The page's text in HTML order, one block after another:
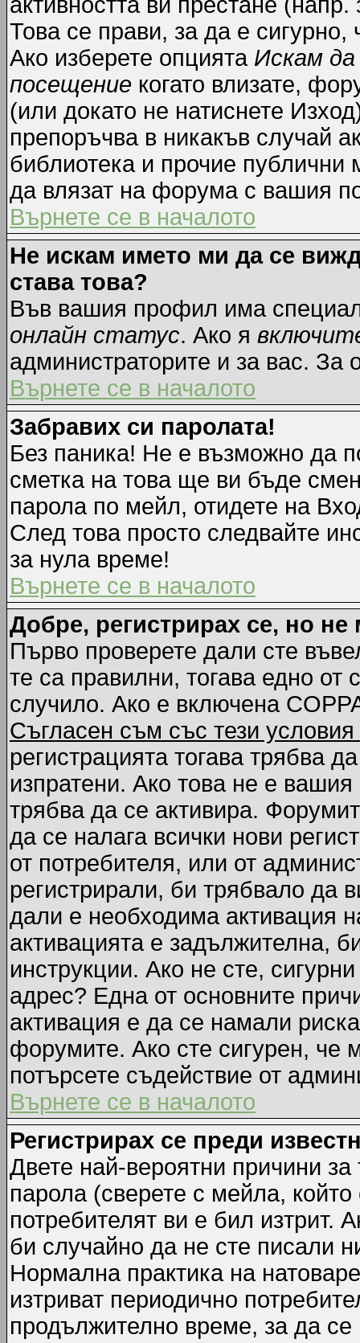
Това се прави, за да е
Ако изберете опцията Искам
посещение когато влизате,
(или докато не натиснете
препоръчва в никакъв случай
библиотека и прочие публични
да влязат на форума с вашия
Върнете се в началото
Не искам името ми да се
става това?
Във вашия профил има
онлайн статус. Ако я
администраторите и за вас. За
Върнете се в началото
Забравих си паролата!
Без паника! Не е възможно да
сметка на това ще ви бъде
парола по мейл, отидете на
След това просто следвайте
за нула време!
Върнете се в началото
Добре, регистрирах се, но не
Първо проверете дали сте
те са правилни, тогава едно
случило. Ако е включена
Съгласен съм със тези
регистрацията тогава трябва
изпратени. Ако това не е
трябва да се активира.
да се налага всички нови
от потребителя, или от
регистрирали, би трябвало да
дали е необходима активация
активацията е задължителна,
инструкции. Ако не сте,
адрес? Една от основните
активация е да се намали
форумите. Ако сте сигурен, че
потърсете съдействие от
Върнете се в началото
Регистрирах се преди
Двете най-вероятни причини
парола (сверете с мейла,
потребителят ви е бил изтрит.
би случайно да не сте писали
Нормална практика на
изтриват периодично
продължително време, за да